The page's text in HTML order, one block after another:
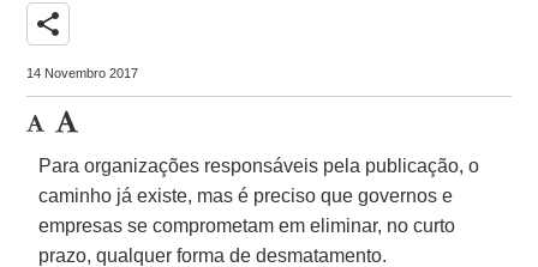
share
14 Novembro 2017
Para organizações responsáveis pela publicação, o
caminho já existe, mas é preciso que governos e
empresas se comprometam em eliminar, no curto
prazo, qualquer forma de desmatamento.